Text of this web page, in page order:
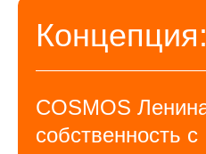
Концепция:
COSMOS
собственность с